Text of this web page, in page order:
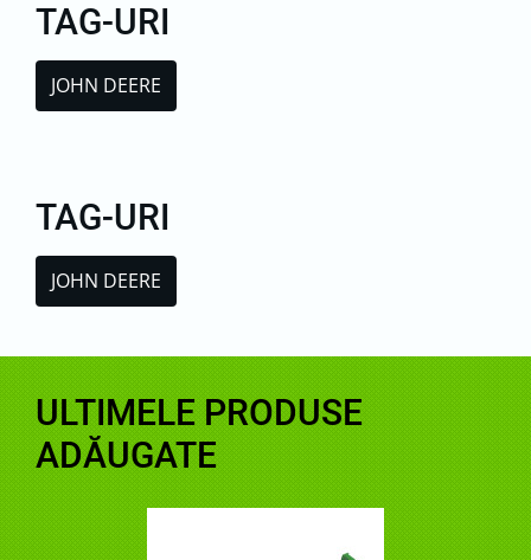
TAG-URI
JOHN DEERE
TAG-URI
JOHN DEERE
ULTIMELE PRODUSE
ADĂUGATE